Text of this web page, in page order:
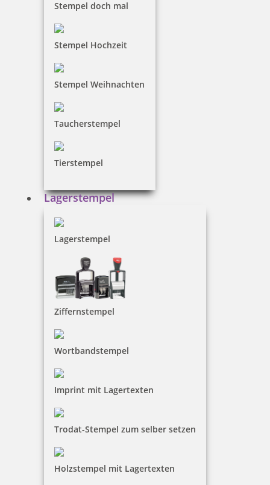
Stempel doch mal
Stempel Hochzeit
Stempel Weihnachten
Taucherstempel
Tierstempel
Lagerstempel
Lagerstempel
Ziffernstempel
Wortbandstempel
Imprint mit Lagertexten
Trodat-Stempel zum selber setzen
Holzstempel mit Lagertexten
11,00 €
60 mm Durchmesser
runden Stempels aus Holz kann frei gestaltet
mit 600 dpi Auflösung für einen hochwertigen
Abdruck gefertigt wird. Die beliebten Holzstempel
sind umweltfreundlich aus deutschem Buchenholz
hergestellt. Bitte beachten Sie, dass ein
entsprechendes Stempelkissen extra benötigt wird.